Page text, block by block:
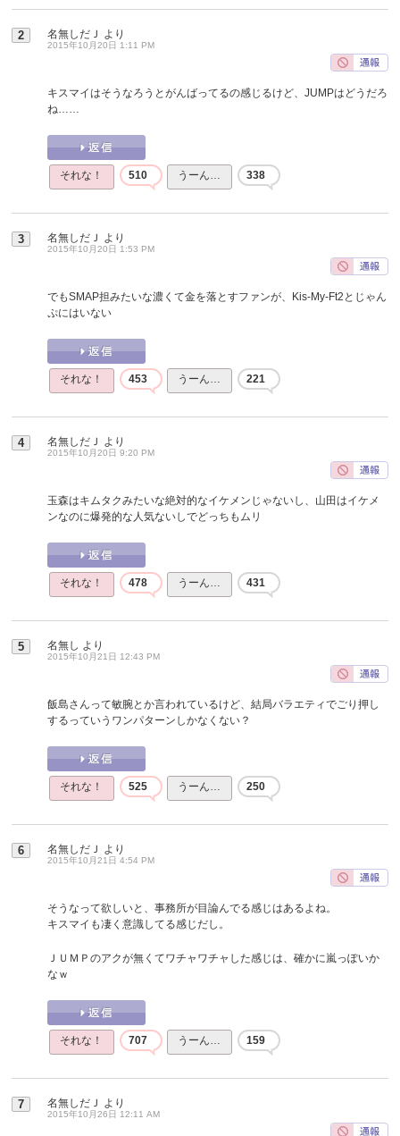
2 名無しだＪ より
2015年10月20日 1:11 PM
キスマイはそうなろうとがんばってるの感じるけど、JUMPはどうだろ
ね……
それな！ 510 うーん… 338
3 名無しだＪ より
2015年10月20日 1:53 PM
でもSMAP担みたいな濃くて金を落とすファンが、Kis-My-Ft2とじゃん
ぷにはいない
それな！ 453 うーん… 221
4 名無しだＪ より
2015年10月20日 9:20 PM
玉森はキムタクみたいな絶対的なイケメンじゃないし、山田はイケメ
ンなのに爆発的な人気ないしでどっちもムリ
それな！ 478 うーん… 431
5 名無し より
2015年10月21日 12:43 PM
飯島さんって敏腕とか言われているけど、結局バラエティでごり押し
するっていうワンパターンしかなくない？
それな！ 525 うーん… 250
6 名無しだＪ より
2015年10月21日 4:54 PM
そうなって欲しいと、事務所が目論んでる感じはあるよね。
キスマイも凄く意識してる感じだし。
ＪＵＭＰのアクが無くてワチャワチャした感じは、確かに嵐っぽいか
なｗ
それな！ 707 うーん… 159
7 名無しだＪ より
2015年10月26日 12:11 AM